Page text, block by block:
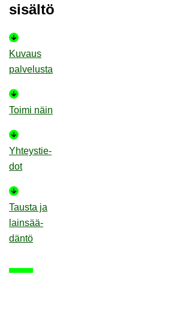
si­säl­tö
Ku­vaus
pal­ve­lus­ta
Toimi näin
Yh­teys­tie­
dot
Taus­ta ja
lain­sää­
dän­tö